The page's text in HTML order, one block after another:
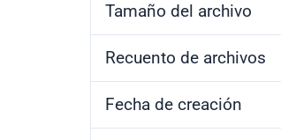
Tamaño del archivo
Recuento de archivos
Fecha de creación